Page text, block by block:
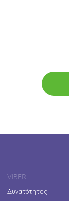
VIBER
Δυνατότητες